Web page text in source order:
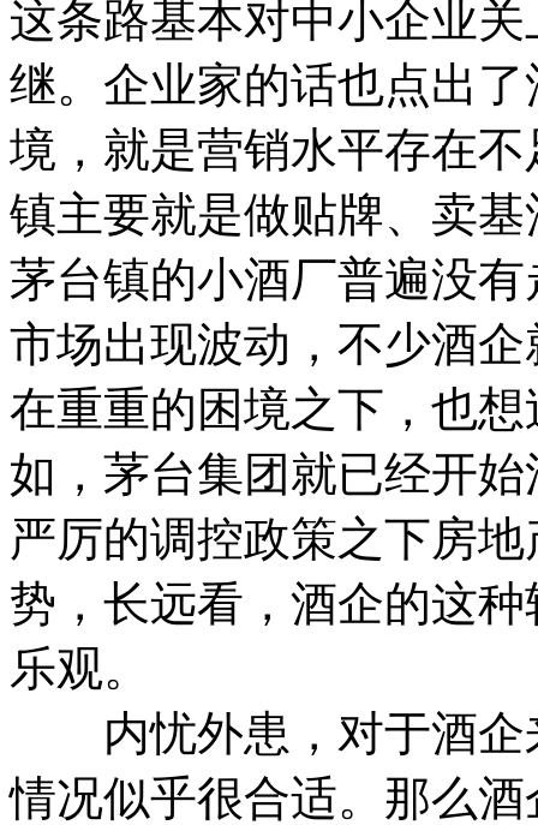
这条路基本对中小企业
继。企业家的话也点出
境，就是营销水平存在
镇主要就是做贴牌、卖
茅台镇的小酒厂普遍没
市场出现波动，不少酒
在重重的困境之下，也
如，茅台集团就已经开
严厉的调控政策之下房
势，长远看，酒企的这
乐观。
内忧外患，对于酒企
情况似乎很合适。那么